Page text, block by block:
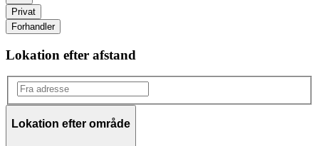
Privat
Forhandler
Lokation efter afstand
Lokation efter område